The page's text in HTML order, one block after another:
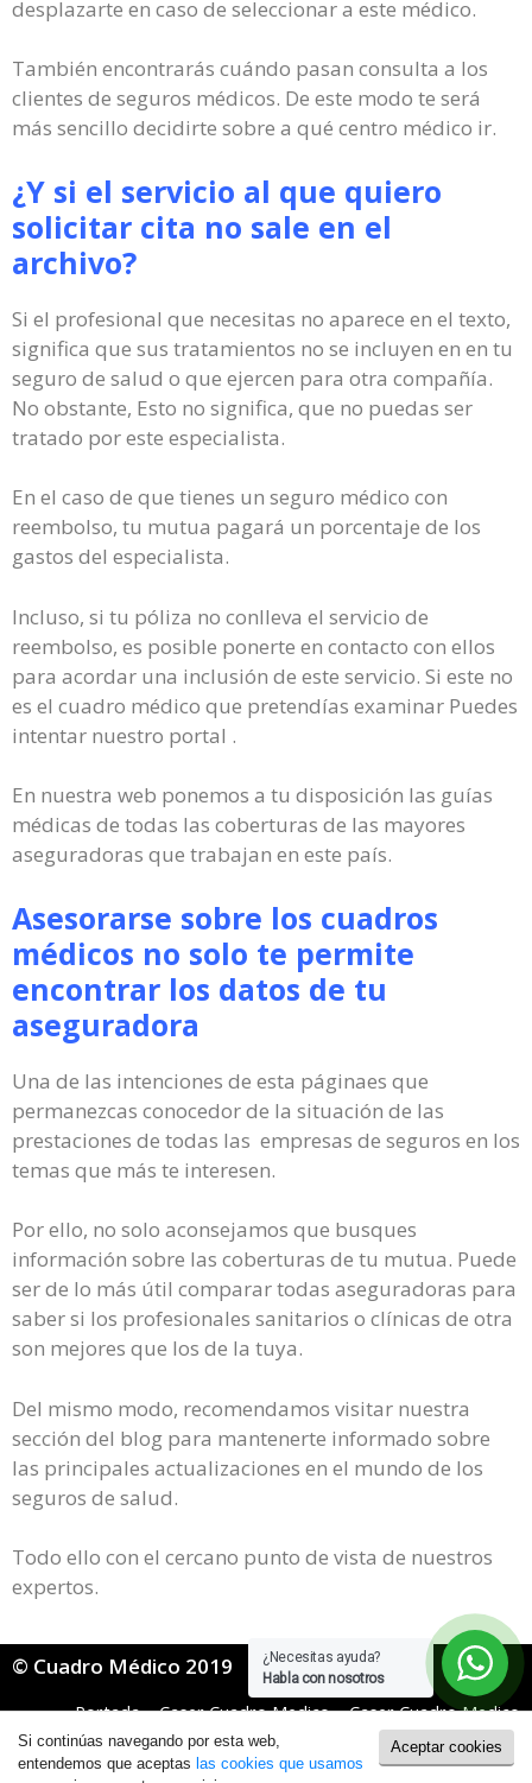
¿Necesitas ayuda?
Habla con nosotros
desplazarte en caso de seleccionar a este médico.
También encontrarás cuándo pasan consulta a los
clientes de seguros médicos. De este modo te será
más sencillo decidirte sobre a qué centro médico ir.
¿Y si el servicio al que quiero
solicitar cita no sale en el
archivo?
Si el profesional que necesitas no aparece en el texto,
significa que sus tratamientos no se incluyen en en tu
seguro de salud o que ejercen para otra compañía.
No obstante, Esto no significa, que no puedas ser
tratado por este especialista.
En el caso de que tienes un seguro médico con
reembolso, tu mutua pagará un porcentaje de los
gastos del especialista.
Incluso, si tu póliza no conlleva el servicio de
reembolso, es posible ponerte en contacto con ellos
para acordar una inclusión de este servicio. Si este no
es el cuadro médico que pretendías examinar Puedes
intentar nuestro portal .
En nuestra web ponemos a tu disposición las guías
médicas de todas las coberturas de las mayores
aseguradoras que trabajan en este país.
Asesorarse sobre los cuadros
médicos no solo te permite
encontrar los datos de tu
aseguradora
Una de las intenciones de esta páginaes que
permanezcas conocedor de la situación de las
prestaciones de todas las empresas de seguros en los
temas que más te interesen.
Por ello, no solo aconsejamos que busques
información sobre las coberturas de tu mutua. Puede
ser de lo más útil comparar todas aseguradoras para
saber si los profesionales sanitarios o clínicas de otra
son mejores que los de la tuya.
Del mismo modo, recomendamos visitar nuestra
sección del blog para mantenerte informado sobre
las principales actualizaciones en el mundo de los
seguros de salud.
Todo ello con el cercano punto de vista de nuestros
expertos.
© Cuadro Médico 2019
Portada»Caser Cuadro Medico»Caser Cuadro Medico
General»Caser Cuadro Medico Santa Cruz De Tenerife
Política de Cookies|Política de Privacidad
Aceptar cookies
Si continúas navegando por esta web,
entendemos que aceptas las cookies que usamos